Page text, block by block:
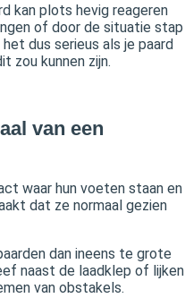
kan plots hevig reageren
of door de situatie stap
dus serieus als je paard
zou kunnen zijn.
van een
waar hun voeten staan en
dat ze normaal gezien
dan ineens te grote
naast de laadklep of lijken
van obstakels.